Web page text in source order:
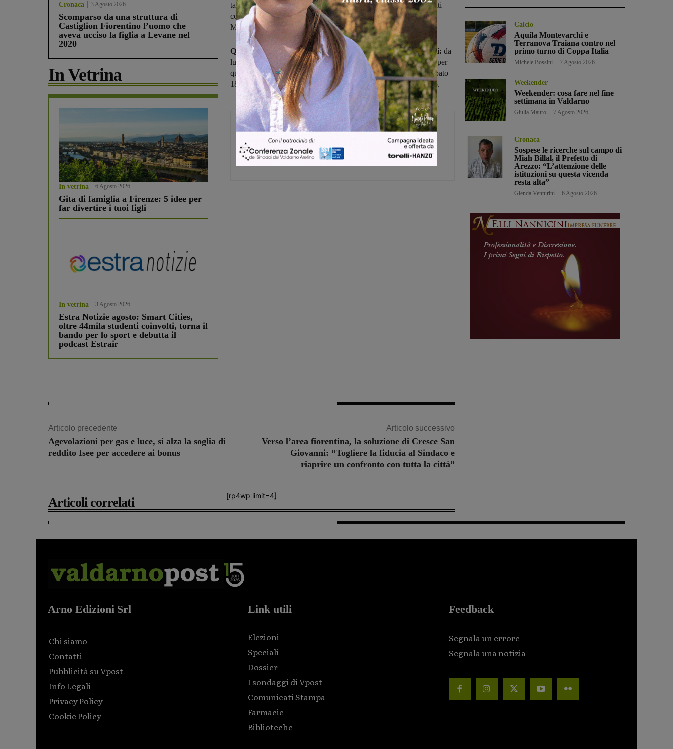
Cronaca 3 Agosto 2026
Scomparso da una struttura di
Castiglion Fiorentino l’uomo che
aveva ucciso la figlia a Levane nel
2020
In Vetrina
In vetrina 6 Agosto 2026
Gita di famiglia a Firenze: 5 idee per
far divertire i tuoi figli
In vetrina 3 Agosto 2026
Estra Notizie agosto: Smart Cities,
oltre 44mila studenti coinvolti, torna il
bando per lo sport e debutta il
podcast Estrair
tanto che lo scorso agosto, nella classifica dei venti migliori mercati
contadini d’Italia pubblicata dal Corriere della Sera, c'era anche il
Mercatale di Montevarchi.
Quei produttori festeggeranno il compleanno insieme ai clienti: da
lunedì 13 e fino a sabato 18, infatti, saranno presenti al Mercatale per
quella che è stata pensata come la "Settimana del Produttore". Sabato
18 febbraio, infine, un brindisi collettivo per celebrare il traguardo.
Glenda Venturini
Capo redattore
Articolo precedente
Agevolazioni per gas e luce, si alza la soglia di
reddito Isee per accedere ai bonus
Articolo successivo
Verso l’area fiorentina, la soluzione di Cresce San
Giovanni: “Togliere la fiducia al Sindaco e
riaprire un confronto con tutta la città”
[rp4wp limit=4]
Articoli correlati
Calcio
Aquila Montevarchi e
Terranova Traiana contro nel
primo turno di Coppa Italia
Michele Bossini 7 Agosto 2026
Weekender
Weekender: cosa fare nel fine
settimana in Valdarno
Giulia Mauro 7 Agosto 2026
Cronaca
Sospese le ricerche sul campo di
Miah Billal, il Prefetto di
Arezzo: “L’attenzione delle
istituzioni su questa vicenda
resta alta”
Glenda Venturini 6 Agosto 2026
Arno Edizioni Srl
Chi siamo
Contatti
Pubblicità su Vpost
Info Legali
Privacy Policy
Cookie Policy
Link utili
Elezioni
Speciali
Dossier
I sondaggi di Vpost
Comunicati Stampa
Farmacie
Biblioteche
Feedback
Segnala un errore
Segnala una notizia